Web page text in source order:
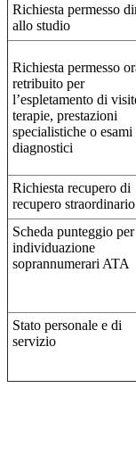
Richiesta permesso
allo studio
Richiesta permesso
retribuito per
l’espletamento di
terapie, prestazioni
specialistiche o esami
diagnostici
Richiesta recupero di
recupero straordinario
Scheda punteggio per
individuazione
soprannumerari ATA
Stato personale e di
servizio